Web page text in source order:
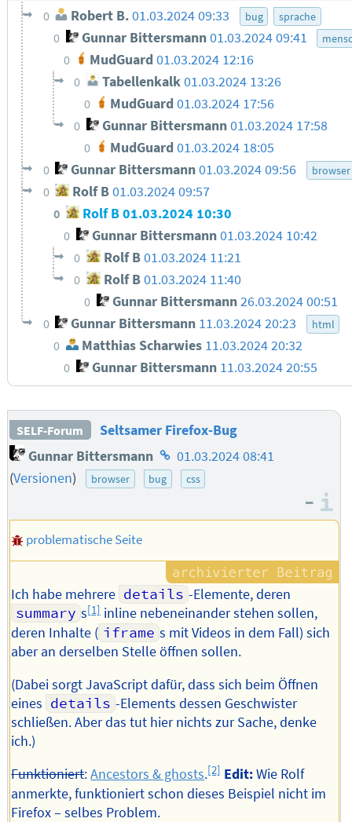
0 Robert B.01.03.2024 09:33 bug sprache
0 Gunnar Bittersmann 01.03.2024 09:41
0 MudGuard 01.03.2024 12:16
0 Tabellenkalk01.03.2024 13:26
0 MudGuard 01.03.2024 17:56
0 Gunnar Bittersmann01.03.2024 17:58
0 MudGuard 01.03.2024 18:05
0 Gunnar Bittersmann01.03.2024 09:56 browser
0 Rolf B01.03.2024 09:57
0 Rolf B01.03.2024 10:30
0 Gunnar Bittersmann01.03.2024 10:42
0 Rolf B01.03.2024 11:21
0 Rolf B01.03.2024 11:40
0 Gunnar Bittersmann26.03.2024 00:51
0 Gunnar Bittersmann 11.03.2024 20:23 html
0 Matthias Scharwies 11.03.2024 20:32
0 Gunnar Bittersmann 11.03.2024 20:55
SELF-Forum
Seltsamer Firefox-Bug
Gunnar Bittersmann Homepage
des
01.03.2024 08:41
(Versionen) browser bug css
–
problematische Seite
Ich habe mehrere details -Elemente, deren
summary s[1]inline nebeneinander stehen sollen,
deren Inhalte ( iframe s mit Videos in dem Fall) sich
aber an derselben Stelle öffnen sollen.
(Dabei sorgt JavaScript dafür, dass sich beim Öffnen
eines details -Elements dessen Geschwister
schließen. Aber das tut hier nichts zur Sache, denke
ich.)
Funktioniert:Ancestors & ghosts.[2] Edit:Wie Rolf
anmerkte, funktioniert schon dieses Beispiel nicht im
Firefox – selbes Problem.